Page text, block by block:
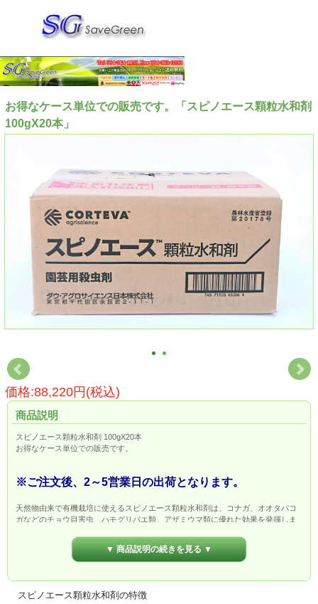
お得なケース単位での販売です。「スピノエース顆粒水和剤
100gX20本」
価格:88,220円(税込)
商品説明
スピノエース顆粒水和剤 100gX20本
お得なケース単位での販売です。
※ご注文後、2～5営業日の出荷となります。
天然物由来で有機栽培に使えるスピノエース顆粒水和剤は、コナガ、オオタバコ
ガなどのチョウ目害虫、ハモグリバエ類、アザミウマ類に優れた効果を発揮しま
2020/07/08付で適用拡大がありました。
長崎はくさいを非結球はくさいに変更、
▼ 商品説明の続きを見る ▼
スピノエース顆粒水和剤の特徴